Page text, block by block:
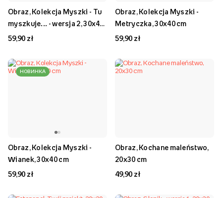
Obraz, Kolekcja Myszki - Tu
myszkuje... - wersja 2, 30x40
cm
59,90 zł
Obraz, Kolekcja Myszki -
Metryczka, 30x40 cm
59,90 zł
НОВИНКА
Obraz, Kolekcja Myszki -
Wianek, 30x40 cm
59,90 zł
Obraz, Kochane maleństwo,
20x30 cm
49,90 zł